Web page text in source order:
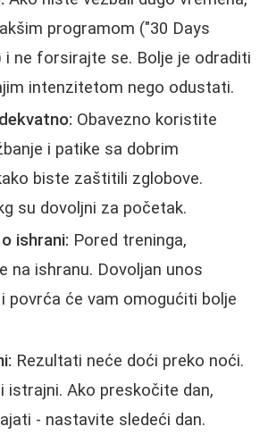
programom ("30 Days
i ne forsirajte se. Bolje je odraditi
intenzitetom nego odustati.
Obavezno koristite
i patike sa dobrim
biste zaštitili zglobove.
su dovoljni za početak.
ishrani: Pored treninga,
na ishranu. Dovoljan unos
povrća će vam omogućiti bolje
Rezultati neće doći preko noći.
istrajni. Ako preskočite dan,
- nastavite sledeći dan.